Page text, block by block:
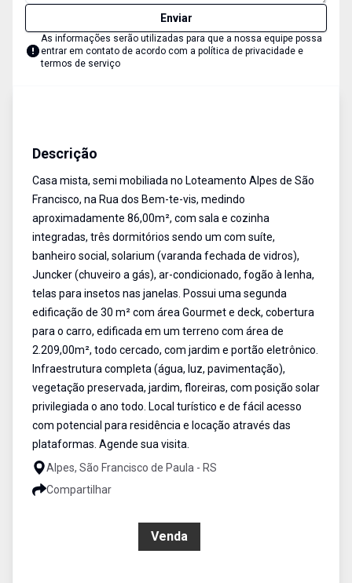
Enviar
As informações serão utilizadas para que a nossa equipe possa
entrar em contato de acordo com a política de privacidade e
termos de serviço
Descrição
Casa mista, semi mobiliada no Loteamento Alpes de São
Francisco, na Rua dos Bem-te-vis, medindo
aproximadamente 86,00m², com sala e cozinha
integradas, três dormitórios sendo um com suíte,
banheiro social, solarium (varanda fechada de vidros),
Juncker (chuveiro a gás), ar-condicionado, fogão à lenha,
telas para insetos nas janelas. Possui uma segunda
edificação de 30 m² com área Gourmet e deck, cobertura
para o carro, edificada em um terreno com área de
2.209,00m², todo cercado, com jardim e portão eletrônico.
Infraestrutura completa (água, luz, pavimentação),
vegetação preservada, jardim, floreiras, com posição solar
privilegiada o ano todo. Local turístico e de fácil acesso
com potencial para residência e locação através das
plataformas. Agende sua visita.
Alpes, São Francisco de Paula - RS
Compartilhar
Venda